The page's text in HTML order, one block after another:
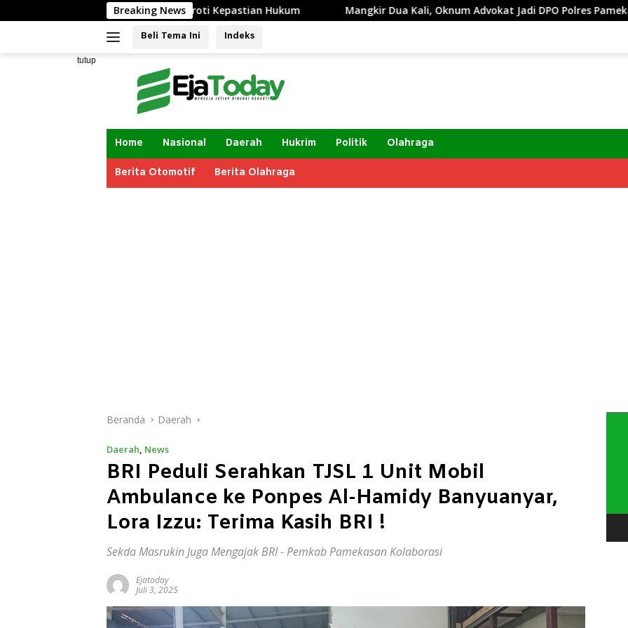
ke
Breaking News
LBH Taretan Soroti Kepastian Hukum Mangkir Dua Kali, Oknum Advokat Jadi DPO Polres Pamekasan
Beli Tema Ini Indeks
tutup
Home Nasional Daerah Hukrim Politik Olahraga
Berita Otomotif Berita Olahraga
Beranda Daerah
Daerah, News
BRI Peduli Serahkan TJSL 1 Unit Mobil
Ambulance ke Ponpes Al-Hamidy Banyuanyar,
Lora Izzu: Terima Kasih BRI !
Sekda Masrukin Juga Mengajak BRI - Pemkab Pamekasan Kolaborasi
Ejatoday
Juli 3, 2025